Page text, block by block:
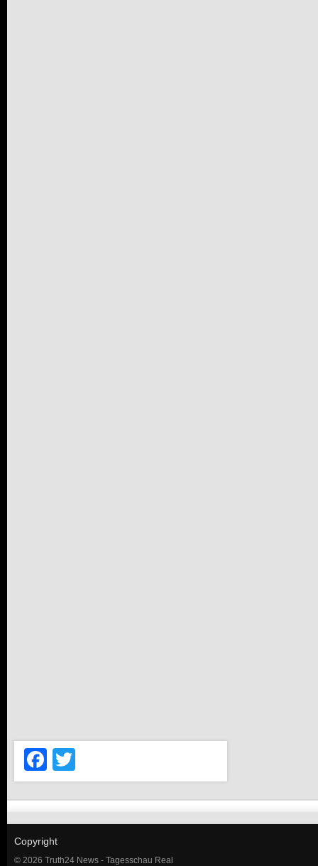
Facebook
Copyright
© 2026 Truth24 News - Tagesschau Real